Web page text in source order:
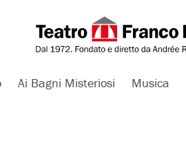
Ai Bagni Misteriosi Musica